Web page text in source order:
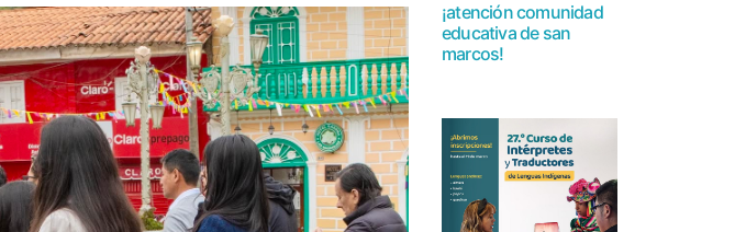
¡atención comunidad
educativa de san
marcos!